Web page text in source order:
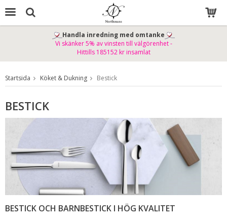
Produkten har blivit tillagd i varukorgen
Handla inredning med omtanke
Vi skänker 5% av vinsten till välgörenhet -
Hittills 185152 kr insamlat
Startsida Köket & Dukning Bestick
BESTICK
BESTICK OCH BARNBESTICK I HÖG KVALITET